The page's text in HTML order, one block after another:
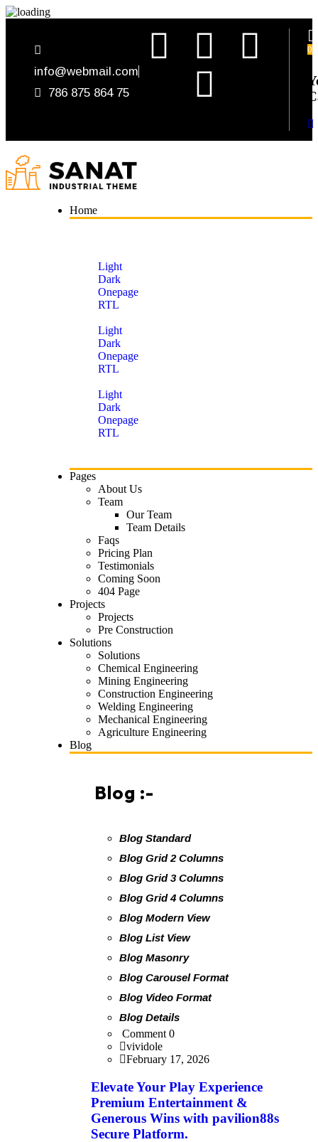
info@webmail.com
786 875 864 75
0
Home
Light
Dark
Onepage
RTL
Light
Dark
Onepage
RTL
Light
Dark
Onepage
RTL
Pages
About Us
Team
Our Team
Team Details
Faqs
Pricing Plan
Testimonials
Coming Soon
404 Page
Projects
Projects
Pre Construction
Solutions
Solutions
Chemical Engineering
Mining Engineering
Construction Engineering
Welding Engineering
Mechanical Engineering
Agriculture Engineering
Blog
Blog :-
Blog Standard
Blog Grid 2 Columns
Blog Grid 3 Columns
Blog Grid 4 Columns
Blog Modern View
Blog List View
Blog Masonry
Blog Carousel Format
Blog Video Format
Blog Details
Comment 0
vividole
February 17, 2026
Elevate Your Play Experience
Premium Entertainment &
Generous Wins with pavilion88s
Secure Platform.